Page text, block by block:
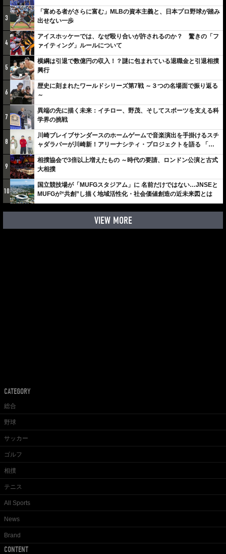
3
「富める者がさらに富む」MLBの資本主義と、日本プロ野球が踏み
出せない一歩
4
アイスホッケーでは、なぜ殴り合いが許されるのか？ 驚きの「フ
ァイティング」ルールについて
5
横綱は引退で数億円の収入！？謎に包まれている退職金と引退相撲
興行
6
歴史に刻まれたワールドシリーズ第7戦 ～３つの名場面で振り返る
～
7
異端の先に描く未来：イチロー、野茂、そしてスポーツを支える科
学界の挑戦
8
川崎ブレイブサンダースのホームゲームで音楽演出を手掛けるスチ
ャダラパーが川崎新！アリーナシティ・プロジェクトを語る 「楽
しみでしかないでしょ。川崎は、ずっと成長曲線だから」
9
相撲協会で3倍以上増えたもの ～時代の要請、ロンドン公演と古式
大相撲
10
国立競技場が「MUFGスタジアム」に 名前だけではない…JNSEと
MUFGが“共創”し描く地域活性化・社会価値創造の近未来図とは
VIEW MORE
CATEGORY
総合
野球
サッカー
ゴルフ
相撲
テニス
All Sports
News
Brand
CONTENT